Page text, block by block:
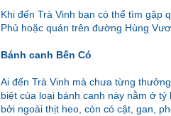
Khi đến Trà Vinh bạn có thể tìm gặp
Phủ hoặc quán trên đường Hùng
Bánh canh Bến Có
Ai đến Trà Vinh mà chưa từng
biệt của loại bánh canh này nằm ở
bởi ngoài thịt heo, còn có cật, gan,